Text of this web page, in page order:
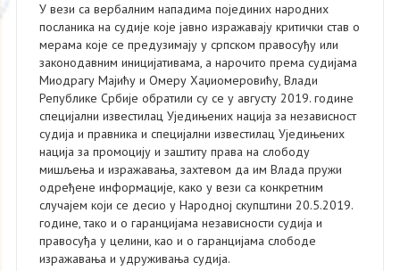
У вези са вербалним нападима појединих народних
посланика на судије које јавно изражавају критички став о
мерама које се предузимају у српском правосуђу или
законодавним иницијативама, а нарочито према судијама
Миодрагу Мајићу и Омеру Хаџиомеровићу, Влади
Републике Србије обратили су се у августу 2019. године
специјални известилац Уједињених нација за независност
судија и правника и специјални известилац Уједињених
нација за промоцију и заштиту права на слободу
мишљења и изражавања, захтевом да им Влада пружи
одређене информације, како у вези са конкретним
случајем који се десио у Народној скупштини 20.5.2019.
године, тако и о гаранцијама независности судија и
правосуђа у целини, као и о гаранцијама слободе
изражавања и удруживања судија.